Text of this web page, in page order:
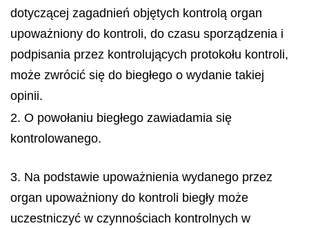
dotyczącej zagadnień objętych kontrolą organ
upoważniony do kontroli, do czasu sporządzenia i
podpisania przez kontrolujących protokołu kontroli,
może zwrócić się do biegłego o wydanie takiej
opinii.
2. O powołaniu biegłego zawiadamia się
kontrolowanego.
3. Na podstawie upoważnienia wydanego przez
organ upoważniony do kontroli biegły może
uczestniczyć w czynnościach kontrolnych w